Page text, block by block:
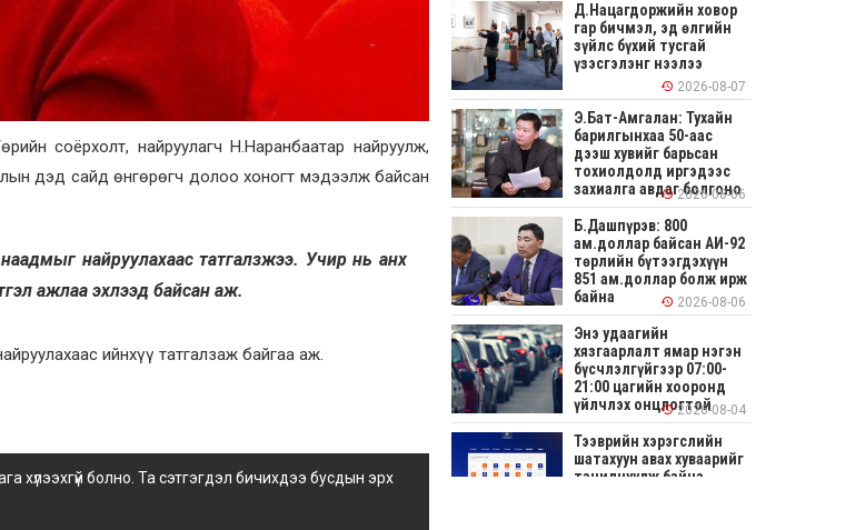
соёрхолт, найруулагч Н.Наранбаатар найруулж,
дэд сайд өнгөрөгч долоо хоногт мэдээлж байсан
найруулахаас татгалзжээ. Учир нь анх
ажлаа эхлээд байсан аж.
ийнхүү татгалзаж байгаа аж.
болно. Та сэтгэгдэл бичихдээ бусдын эрх
Д.Нацагдоржийн ховор
гар бичмэл, эд өлгийн
зүйлс бүхий тусгай
үзэсгэлэнг нээлээ
2026-08-07
Э.Бат-Амгалан: Тухайн
барилгынхаа 50-аас
дээш хувийг барьсан
тохиолдолд иргэдээс
захиалга авдаг болгоно
2026-08-06
Б.Дашпүрэв: 800
ам.доллар байсан АИ-92
төрлийн бүтээгдэхүүн
851 ам.доллар болж ирж
байна
2026-08-06
Энэ удаагийн
хязгаарлалт ямар нэгэн
бүсчлэлгүйгээр 07:00-
21:00 цагийн хооронд
үйлчлэх онцлогтой2026-08-04
Тээврийн хэрэгслийн
шатахуун авах хуваарийг
танилцуулж байна